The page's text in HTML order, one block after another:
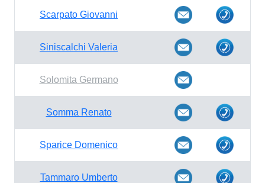
Scarpato Giovanni
Siniscalchi Valeria
Solomita Germano
Somma Renato
Sparice Domenico
Tammaro Umberto